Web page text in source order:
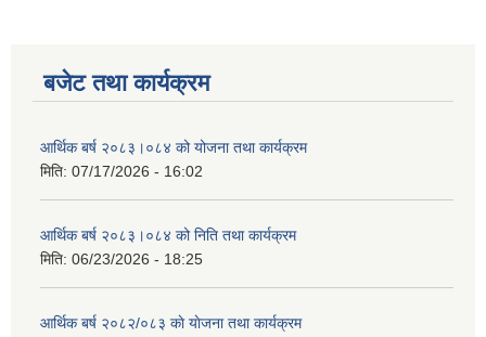
बजेट तथा कार्यक्रम
आर्थिक बर्ष २०८३।०८४ को योजना तथा कार्यक्रम
मिति: 07/17/2026 - 16:02
आर्थिक बर्ष २०८३।०८४ को निति तथा कार्यक्रम
मिति: 06/23/2026 - 18:25
आर्थिक बर्ष २०८२/०८३ काे याेजना तथा कार्यक्रम